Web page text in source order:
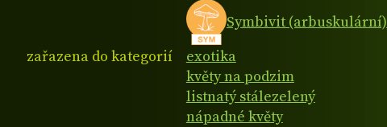
Symbivit (arbuskulární)
zařazena do kategorií
exotika
květy na podzim
listnatý stálezelený
nápadné květy